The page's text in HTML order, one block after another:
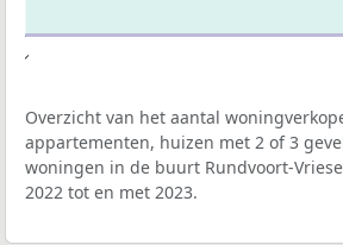
Overzicht van het aantal
appartementen, huizen met 2 of 3
woningen in de buurt Rundvoort-
2022 tot en met 2023.